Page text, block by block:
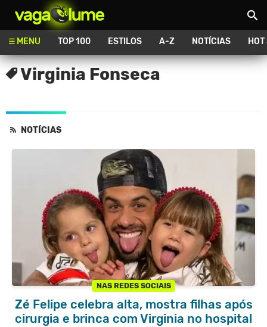
MENU TOP 100 ESTILOS A-Z NOTÍCIAS
Virginia Fonseca
NOTÍCIAS
NAS REDES SOCIAIS
Zé Felipe celebra alta, mostra filhas após
cirurgia e brinca com Virginia no hospital